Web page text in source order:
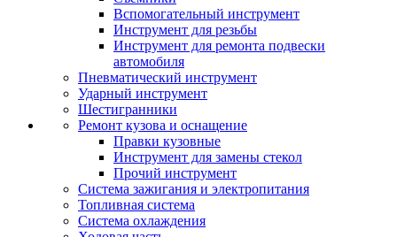
Вспомогательный инструмент
Инструмент для резьбы
Инструмент для ремонта подвески
автомобиля
Пневматический инструмент
Ударный инструмент
Шестигранники
Ремонт кузова и оснащение
Правки кузовные
Инструмент для замены стекол
Прочий инструмент
Система зажигания и электропитания
Топливная система
Система охлаждения